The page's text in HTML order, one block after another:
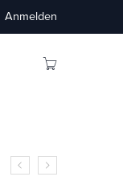
Anmelden